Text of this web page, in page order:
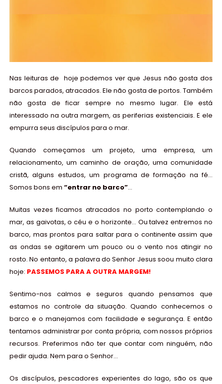
Nas leituras de hoje podemos verque Jesus não gosta dos
barcos parados, atracados. Ele não gosta de portos. Também
não gosta de ficar sempre no mesmo lugar. Ele está
interessado na outra margem, as periferias existenciais. E ele
empurra seus discípulos para o mar.
Quando começamos um projeto, uma empresa, um
relacionamento, um caminho de oração, uma comunidade
cristã, alguns estudos, um programa de formação na fé…
Somos bons em “entrar no barco”…
Muitas vezes ficamos atracados no porto contemplando o
mar, as gaivotas, o céu e o horizonte… Ou talvez entremos no
barco, mas prontos para saltar para o continente assim que
as ondas se agitarem um pouco ou o vento nos atingir no
rosto.No entanto, a palavra do Senhor Jesus soou muito clara
hoje: PASSEMOS PARA A OUTRA MARGEM!
Sentimo-nos calmos e seguros quando pensamos que
estamos no controle da situação. Quando conhecemos o
barco e o manejamos com facilidade e segurança. E então
tentamos administrar por conta própria, com nossos próprios
recursos. Preferimos não ter que contar com ninguém, não
pedir ajuda. Nem para o Senhor…
Os discípulos, pescadores experientes do lago, são os que